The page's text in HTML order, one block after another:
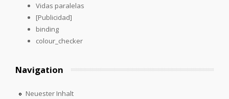
Vidas paralelas
[Publicidad]
binding
colour_checker
Navigation
Neuester Inhalt